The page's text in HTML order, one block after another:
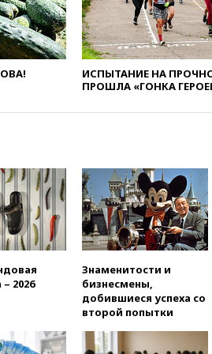
с
13:11
12:51
12:36
ИСПЫТАНИЕ НА
ПРОШЛА «ГОНКА
2026
Знаменитости и
бизнесмены,
добившиеся успеха со
второй попытки